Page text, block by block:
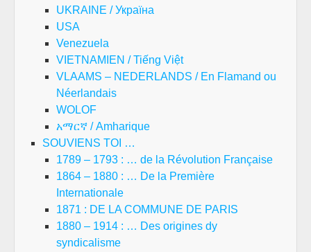
UKRAINE / Україна
USA
Venezuela
VIETNAMIEN / Tiếng Việt
VLAAMS – NEDERLANDS / En Flamand ou
Néerlandais
WOLOF
አማርኛ / Amharique
SOUVIENS TOI …
1789 – 1793 : … de la Révolution Française
1864 – 1880 : … De la Première
Internationale
1871 : DE LA COMMUNE DE PARIS
1880 – 1914 : … Des origines dy
syndicalisme